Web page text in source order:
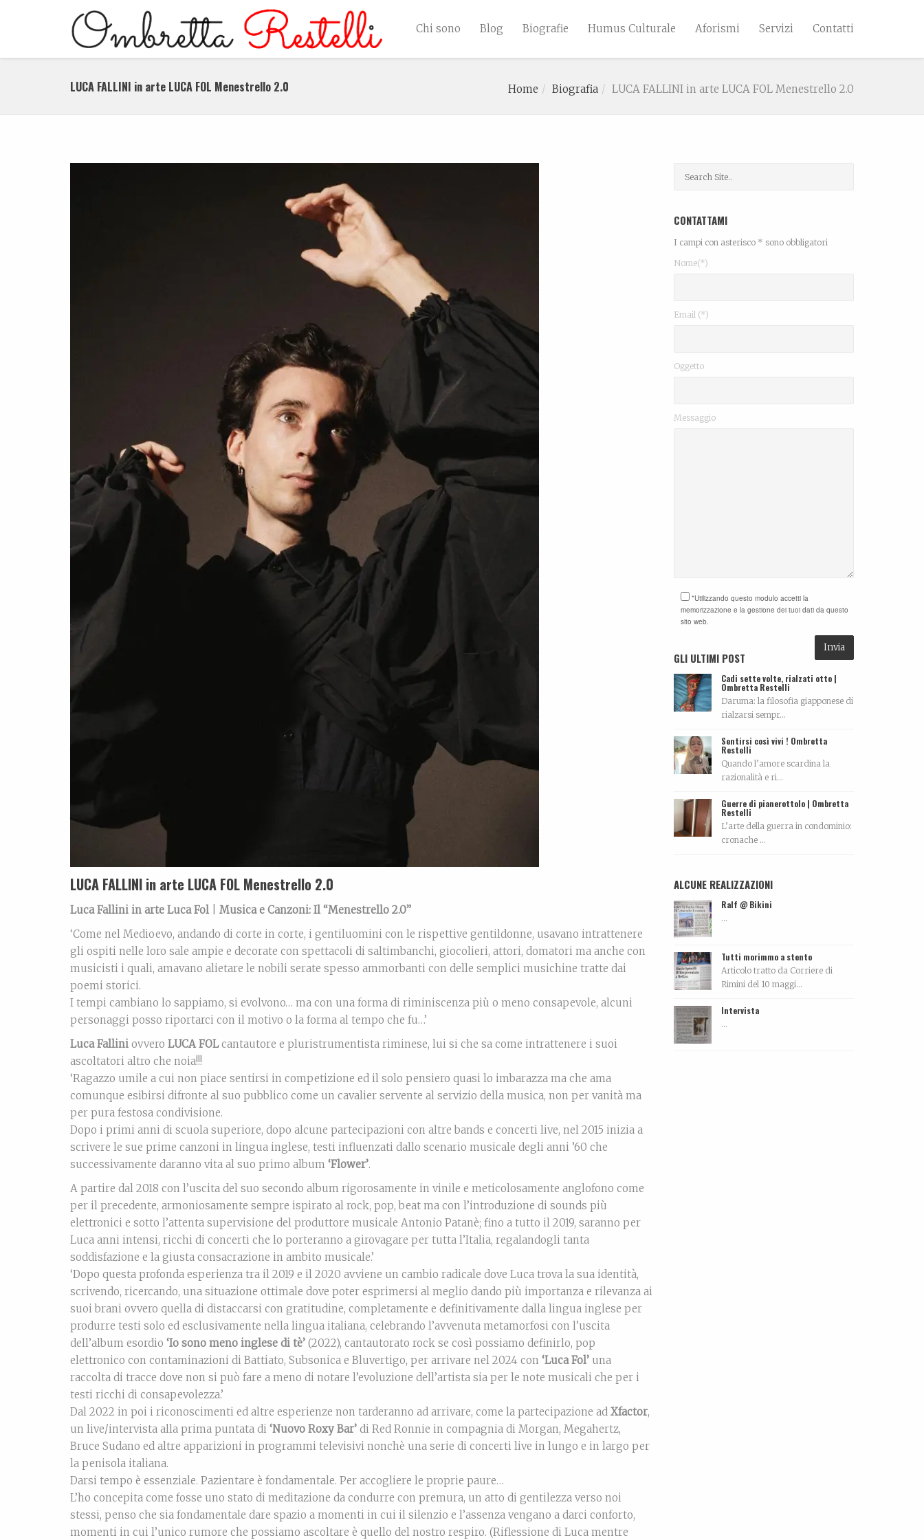
Chi sono Blog Biografie Humus Culturale Aforismi Servizi Contatti
LUCA FALLINI in arte LUCA FOL Menestrello 2.0 Home Biografia LUCA FALLINI in arte LUCA FOL Menestrello 2.0
LUCA FALLINI in arte LUCA FOL Menestrello 2.0
Luca Fallini in arte Luca Fol Musica e Canzoni: Il “Menestrello 2.0”
‘Come nel Medioevo, andando di corte in corte, i gentiluomini con le rispettive gentildonne, usavano intrattenere
gli ospiti nelle loro sale ampie e decorate con spettacoli di saltimbanchi, giocolieri, attori, domatori ma anche con
musicisti i quali, amavano alietare le nobili serate spesso ammorbanti con delle semplici musichine tratte dai
poemi storici.
I tempi cambiano lo sappiamo, si evolvono… ma con una forma di riminiscenza più o meno consapevole, alcuni
personaggi posso riportarci con il motivo o la forma al tempo che fu…’
Luca Fallini ovvero LUCA FOLcantautore e pluristrumentista riminese, lui si che sa come intrattenere i suoi
ascoltatori altro che noia!!!
‘Ragazzo umile a cui non piace sentirsi in competizione ed il solo pensiero quasi lo imbarazza ma che ama
comunque esibirsi difronte al suo pubblico come un cavalier servente al servizio della musica, non per vanità ma
per pura festosa condivisione.
Dopo i primi anni di scuola superiore, dopo alcune partecipazioni con altre bands e concerti live, nel 2015 inizia a
scrivere le sue prime canzoni in lingua inglese, testi influenzati dallo scenario musicale degli anni ’60 che
successivamente daranno vita al suo primo album ‘Flower’.
A partire dal 2018 con l’uscita del suo secondo album rigorosamente in vinile e meticolosamente anglofono come
per il precedente, armoniosamente sempre ispirato al rock, pop, beat ma con l’introduzione di sounds più
elettronici e sotto l’attenta supervisione del produttore musicale Antonio Patanè; fino a tutto il 2019, saranno per
Luca anni intensi, ricchi di concerti che lo porteranno a girovagare per tutta l’Italia, regalandogli tanta
soddisfazione e la giusta consacrazione in ambito musicale.’
‘Dopo questa profonda esperienza tra il 2019 e il 2020 avviene un cambio radicale dove Luca trova la sua identità,
scrivendo, ricercando, una situazione ottimale dove poter esprimersi al meglio dando più importanza e rilevanza ai
suoi brani ovvero quella di distaccarsi con gratitudine, completamente e definitivamente dalla lingua inglese per
produrre testi solo ed esclusivamente nella lingua italiana, celebrando l’avvenuta metamorfosi con l’uscita
dell’album esordio ‘Io sono meno inglese di tè’ (2022), cantautorato rock se così possiamo definirlo, pop
elettronico con contaminazioni di Battiato, Subsonica e Bluvertigo, per arrivare nel 2024 con ‘Luca Fol’ una
raccolta di tracce dove non si può fare a meno di notare l’evoluzione dell’artista sia per le note musicali che per i
testi ricchi di consapevolezza.’
Dal 2022 in poi i riconoscimenti ed altre esperienze non tarderanno ad arrivare, come la partecipazione ad Xfactor,
un live/intervista alla prima puntata di ‘Nuovo Roxy Bar’ di Red Ronnie in compagnia di Morgan, Megahertz,
Bruce Sudano ed altre apparizioni in programmi televisivi nonchè una serie di concerti live in lungo e in largo per
la penisola italiana.
Darsi tempo è essenziale. Pazientare è fondamentale. Per accogliere le proprie paure…
L’ho concepita come fosse uno stato di meditazione da condurre con premura, un atto di gentilezza verso noi
stessi, penso che sia fondamentale dare spazio a momenti in cui il silenzio e l’assenza vengano a darci conforto,
momenti in cui l’unico rumore che possiamo ascoltare è quello del nostro respiro. (Riflessione di Luca mentre
CONTATTAMI
I campi con asterisco * sono obbligatori
Nome(*)
Email (*)
Oggetto
Messaggio
*Utilizzando questo modulo accetti la
memorizzazione e la gestione dei tuoi dati da questo
sito web.
GLI ULTIMI POST
Cadi sette volte, rialzati otto |
Ombretta Restelli
Daruma: la filosofia giapponese di
rialzarsi sempr...
Sentirsi così vivi ! Ombretta
Restelli
Quando l’amore scardina la
razionalità e ri...
Guerre di pianerottolo | Ombretta
Restelli
L’arte della guerra in condominio:
cronache ...
ALCUNE REALIZZAZIONI
Ralf @ Bikini
...
Tutti morimmo a stento
Articolo tratto da Corriere di
Rimini del 10 maggi...
Intervista
...